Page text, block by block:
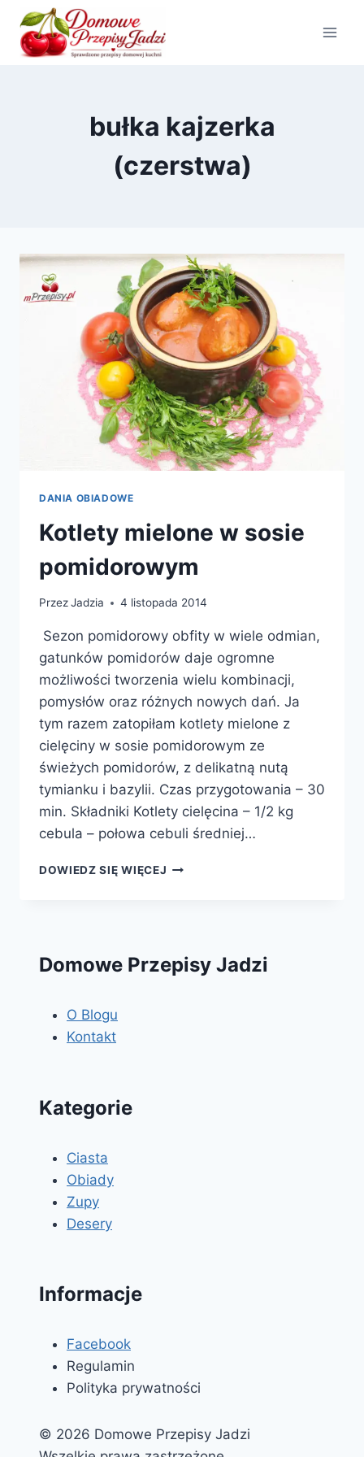
Przejdź
treści
bułka kajzerka
(czerstwa)
DANIA OBIADOWE
Kotlety mielone w sosie
pomidorowym
PrzezJadzia 4 listopada 2014
Sezon pomidorowy obfity w wiele odmian,
gatunków pomidorów daje ogromne
możliwości tworzenia wielu kombinacji,
pomysłów oraz różnych nowych dań. Ja
tym razem zatopiłam kotlety mielone z
cielęciny w sosie pomidorowym ze
świeżych pomidorów, z delikatną nutą
tymianku i bazylii. Czas przygotowania – 30
min. Składniki Kotlety cielęcina – 1/2 kg
cebula – połowa cebuli średniej…
DOWIEDZ SIĘ WIĘCEJ KOTLETY
Domowe Przepisy Jadzi
O Blogu
Kontakt
Kategorie
Ciasta
Obiady
Zupy
Desery
Informacje
Facebook
Regulamin
Polityka prywatności
© 2026 Domowe Przepisy Jadzi